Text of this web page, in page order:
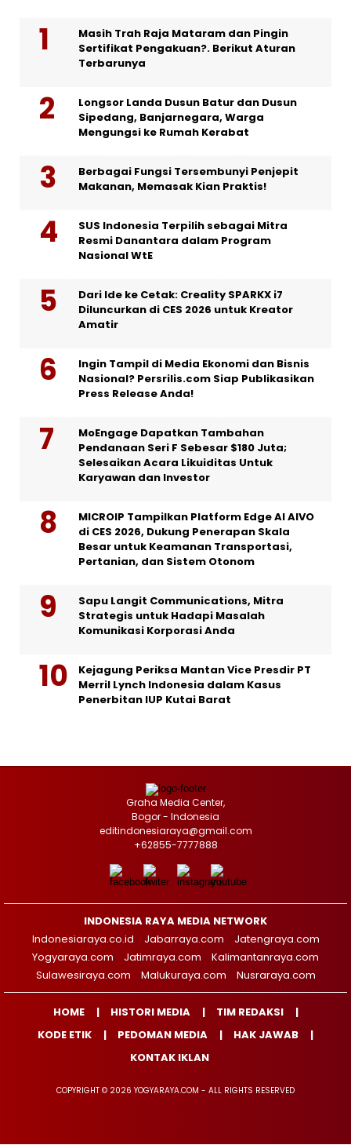
Masih Trah Raja Mataram dan Pingin
Sertifikat Pengakuan?. Berikut Aturan
Terbarunya
Longsor Landa Dusun Batur dan Dusun
Sipedang, Banjarnegara, Warga
Mengungsi ke Rumah Kerabat
Berbagai Fungsi Tersembunyi Penjepit
Makanan, Memasak Kian Praktis!
SUS Indonesia Terpilih sebagai Mitra
Resmi Danantara dalam Program
Nasional WtE
Dari Ide ke Cetak: Creality SPARKX i7
Diluncurkan di CES 2026 untuk Kreator
Amatir
Ingin Tampil di Media Ekonomi dan Bisnis
Nasional? Persrilis.com Siap Publikasikan
Press Release Anda!
MoEngage Dapatkan Tambahan
Pendanaan Seri F Sebesar $180 Juta;
Selesaikan Acara Likuiditas Untuk
Karyawan dan Investor
MICROIP Tampilkan Platform Edge AI AIVO
di CES 2026, Dukung Penerapan Skala
Besar untuk Keamanan Transportasi,
Pertanian, dan Sistem Otonom
Sapu Langit Communications, Mitra
Strategis untuk Hadapi Masalah
Komunikasi Korporasi Anda
Kejagung Periksa Mantan Vice Presdir PT
Merril Lynch Indonesia dalam Kasus
Penerbitan IUP Kutai Barat
Graha Media Center,
Bogor - Indonesia
editindonesiaraya@gmail.com
+62855-7777888
INDONESIA RAYA MEDIA NETWORK
Indonesiaraya.co.id
Jabarraya.com
Jatengraya.com
Yogyaraya.com
Jatimraya.com
Kalimantanraya.com
Sulawesiraya.com
Malukuraya.com Nusraraya.com
HOME HISTORI MEDIA
TIM REDAKSI
KODE ETIK
PEDOMAN MEDIA
HAK JAWAB
KONTAK IKLAN
COPYRIGHT © 2026 YOGYARAYA.COM - ALL RIGHTS RESERVED